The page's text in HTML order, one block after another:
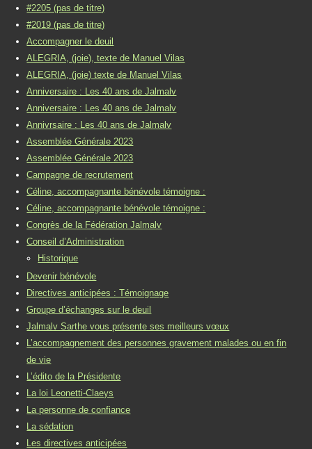
#2205 (pas de titre)
#2019 (pas de titre)
Accompagner le deuil
ALEGRIA, (joie), texte de Manuel Vilas
ALEGRIA, (joie) texte de Manuel Vilas
Anniversaire : Les 40 ans de Jalmalv
Anniversaire : Les 40 ans de Jalmalv
Annivrsaire : Les 40 ans de Jalmalv
Assemblée Générale 2023
Assemblée Générale 2023
Campagne de recrutement
Céline, accompagnante bénévole témoigne :
Céline, accompagnante bénévole témoigne :
Congrès de la Fédération Jalmalv
Conseil d’Administration
Historique
Devenir bénévole
Directives anticipées : Témoignage
Groupe d’échanges sur le deuil
Jalmalv Sarthe vous présente ses meilleurs vœux
L’accompagnement des personnes gravement malades ou en fin
de vie
L’édito de la Présidente
La loi Leonetti-Claeys
La personne de confiance
La sédation
Les directives anticipées